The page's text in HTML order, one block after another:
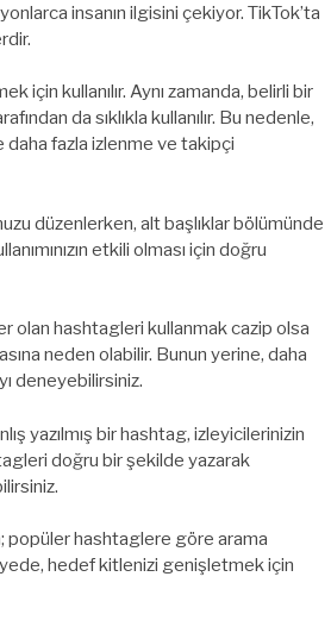
insanın ilgisini çekiyor. TikTok’ta
için kullanılır. Aynı zamanda, belirli bir
da sıklıkla kullanılır. Bu nedenle,
daha fazla izlenme ve takipçi
düzenlerken, alt başlıklar bölümünde
etkili olması için doğru
olan hashtagleri kullanmak cazip olsa
neden olabilir. Bunun yerine, daha
deneyebilirsiniz.
yazılmış bir hashtag, izleyicilerinizin
doğru bir şekilde yazarak
popüler hashtaglere göre arama
hedef kitlenizi genişletmek için